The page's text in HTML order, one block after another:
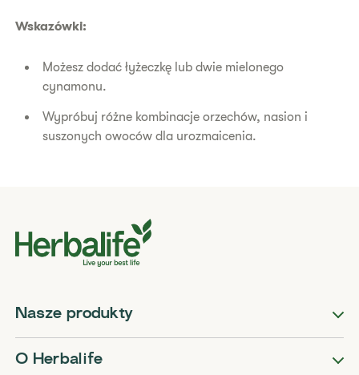
Wskazówki:
Możesz dodać łyżeczkę lub dwie mielonego
cynamonu.
Wypróbuj różne kombinacje orzechów, nasion i
suszonych owoców dla urozmaicenia.
Nasze produkty
O Herbalife